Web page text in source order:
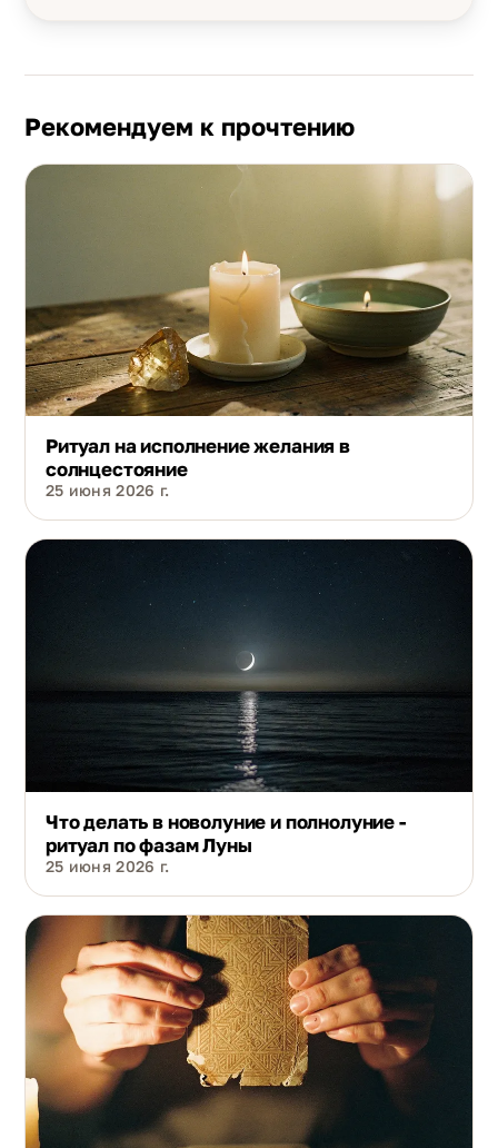
Рекомендуем к прочтению
Ритуал на исполнение желания в
солнцестояние
25 июня 2026 г.
Что делать в новолуние и полнолуние -
ритуал по фазам Луны
25 июня 2026 г.